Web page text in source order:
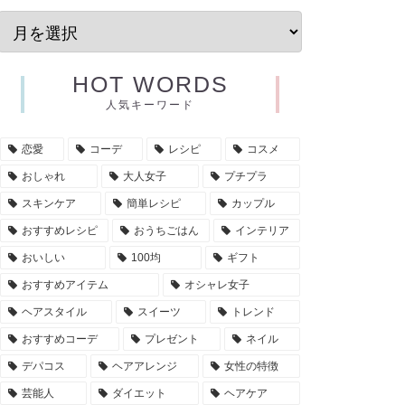
HOT WORDS
人気キーワード
恋愛 コーデ レシピ コスメ
おしゃれ 大人女子 プチプラ
スキンケア 簡単レシピ カップル
おすすめレシピ おうちごはん インテリア
おいしい 100均 ギフト
おすすめアイテム オシャレ女子
ヘアスタイル スイーツ トレンド
おすすめコーデ プレゼント ネイル
デパコス ヘアアレンジ 女性の特徴
芸能人 ダイエット ヘアケア